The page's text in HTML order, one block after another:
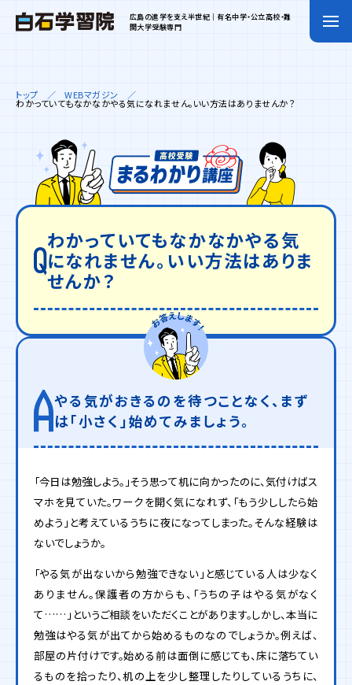
広島の進学を支え半世紀｜有名中学・公立高校・難
関大学受験専門
トップ WEBマガジン
わかっていてもなかなかやる気になれません。いい方法はありませんか？
わかっていてもなかなかやる気
になれません。いい方法はありま
せんか？
やる気がおきるのを待つことなく、まず
は「小さく」始めてみましょう。
「今日は勉強しよう。」そう思って机に向かったのに、気付けばス
マホを見ていた。ワークを開く気になれず、「もう少ししたら始
めよう」と考えているうちに夜になってしまった。そんな経験は
ないでしょうか。
「やる気が出ないから勉強できない」と感じている人は少なく
ありません。保護者の方からも、「うちの子はやる気がなく
て……」というご相談をいただくことがあります。しかし、本当に
勉強はやる気が出てから始めるものなのでしょうか。例えば、
部屋の片付けです。始める前は面倒に感じても、床に落ちてい
るものを拾ったり、机の上を少し整理したりしているうちに、